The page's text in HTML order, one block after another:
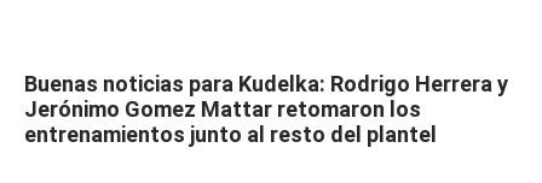
Buenas noticias para Kudelka: Rodrigo Herrera y
Jerónimo Gomez Mattar retomaron los
entrenamientos junto al resto del plantel